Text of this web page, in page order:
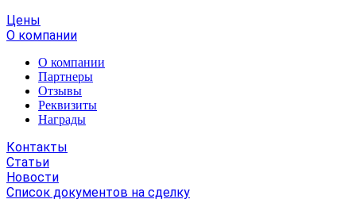
Цены
О компании
О компании
Партнеры
Отзывы
Реквизиты
Награды
Контакты
Статьи
Новости
Список документов на сделку